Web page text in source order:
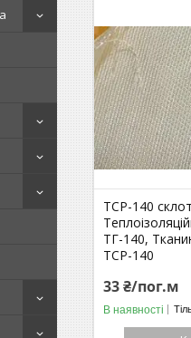
ТСР-140
ТГ-140,
ТСР-140
33 ₴/пог.м
В наявності